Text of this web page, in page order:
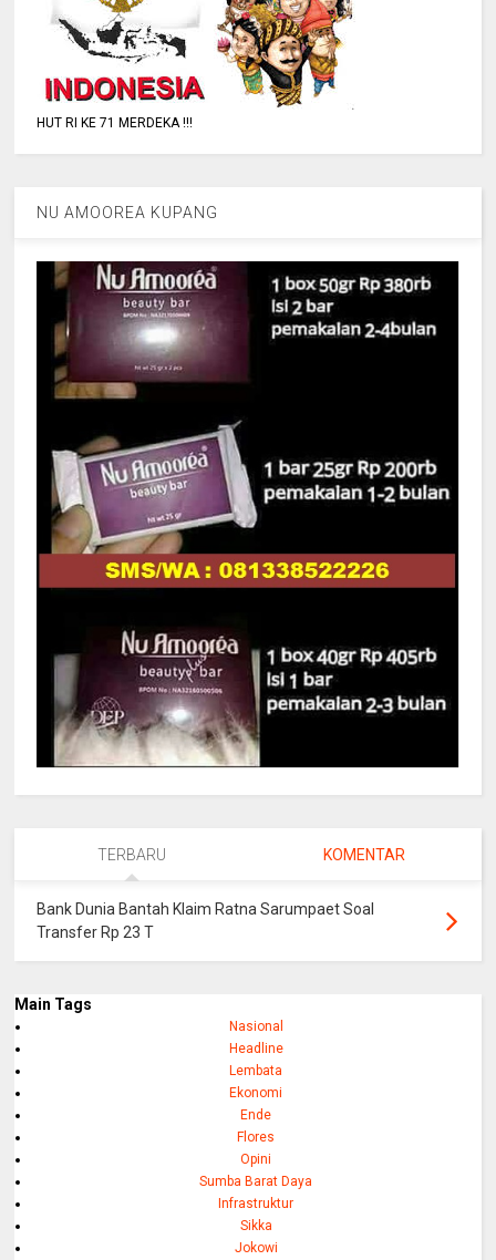
HUT RI KE 71 MERDEKA !!!
NU AMOOREA KUPANG
TERBARU KOMENTAR
Bank Dunia Bantah Klaim Ratna Sarumpaet Soal
Transfer Rp 23 T
Main Tags
Nasional
Headline
Lembata
Ekonomi
Ende
Flores
Opini
Sumba Barat Daya
Infrastruktur
Sikka
Jokowi